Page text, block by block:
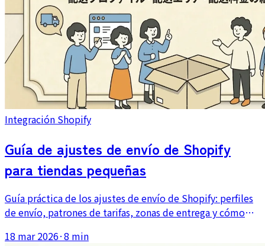
Integración Shopify
Guía de ajustes de envío de Shopify
para tiendas pequeñas
Guía práctica de los ajustes de envío de Shopify: perfiles
de envío, patrones de tarifas, zonas de entrega y cómo
18 mar 2026·8 min